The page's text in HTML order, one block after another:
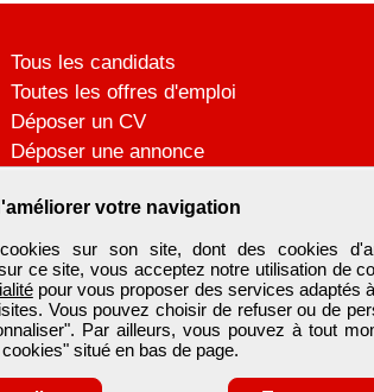
votre navigation
sur son site, dont des cookies
ce site, vous acceptez notre utilisation de
pour vous proposer des services adaptés
Vous pouvez choisir de refuser ou de
Par ailleurs, vous pouvez à tout
situé en bas de page.
Tous les candidats
Toutes les offres d'emploi
Déposer un CV
Déposer une annonce